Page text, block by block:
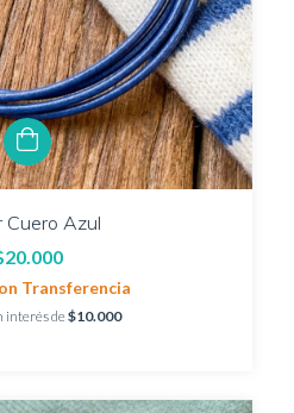
Cuero Azul
Transferencia
interés de$10.000